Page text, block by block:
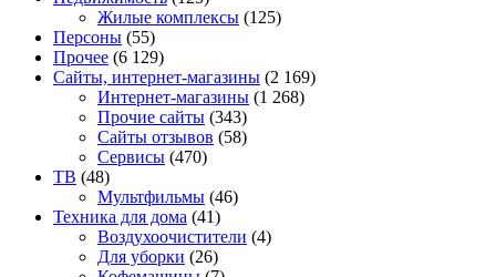
Жилые комплексы (125)
Персоны (55)
Прочее (6 129)
Сайты, интернет-магазины (2 169)
Интернет-магазины (1 268)
Прочие сайты (343)
Сайты отзывов (58)
Сервисы (470)
ТВ (48)
Мультфильмы (46)
Техника для дома (41)
Воздухоочистители (4)
Для уборки (26)